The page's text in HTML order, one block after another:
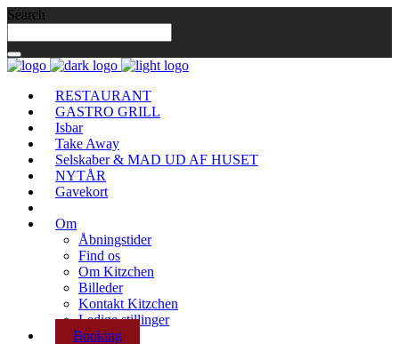
Search
RESTAURANT
GASTRO GRILL
Isbar
Take Away
Selskaber & MAD UD AF HUSET
NYTÅR
Gavekort
Om
Åbningstider
Find os
Om Kitzchen
Billeder
Kontakt Kitzchen
Ledige stillinger
Booking